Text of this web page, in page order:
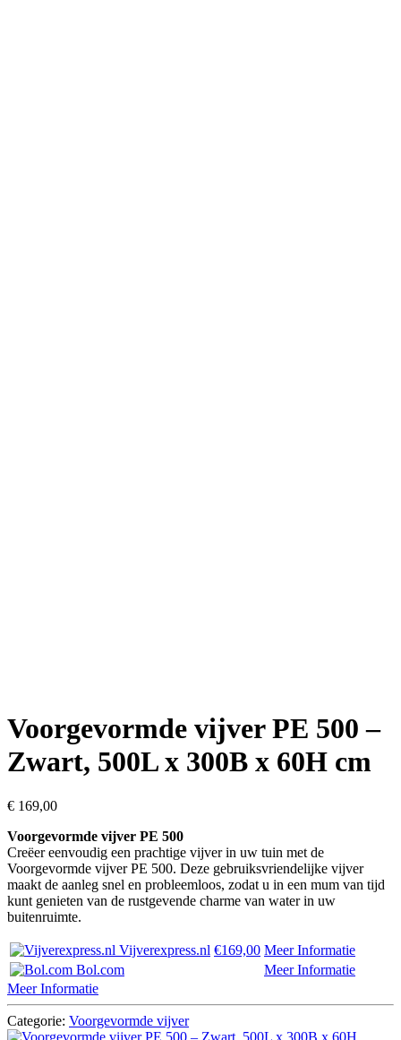
Voorgevormde vijver PE 500 –
Zwart, 500L x 300B x 60H cm
€ 169,00
Voorgevormde vijver PE 500
Creëer eenvoudig een prachtige vijver in uw tuin met de
Voorgevormde vijver PE 500. Deze gebruiksvriendelijke vijver
maakt de aanleg snel en probleemloos, zodat u in een mum van tijd
kunt genieten van de rustgevende charme van water in uw
buitenruimte.
Vijverexpress.nl €169,00 Meer Informatie
Bol.com
Meer Informatie
Meer Informatie
Categorie: Voorgevormde vijver